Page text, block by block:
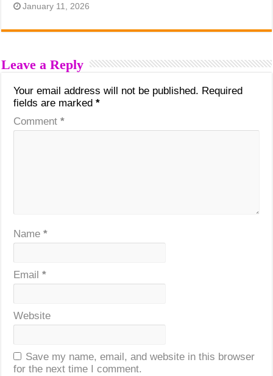
January 11, 2026
Leave a Reply
Your email address will not be published. Required
fields are marked*
Comment*
Name*
Email*
Website
Save my name, email, and website in this browser
for the next time I comment.